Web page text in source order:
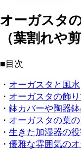
オーガスタ
（葉割れや剪
■目次
・ オーガスタと風水
・ オーガスタの飾
・ 鉢カバーや陶器
・ オーガスタの葉
・ 生きた加湿器の
・ 優雅な雰囲気の